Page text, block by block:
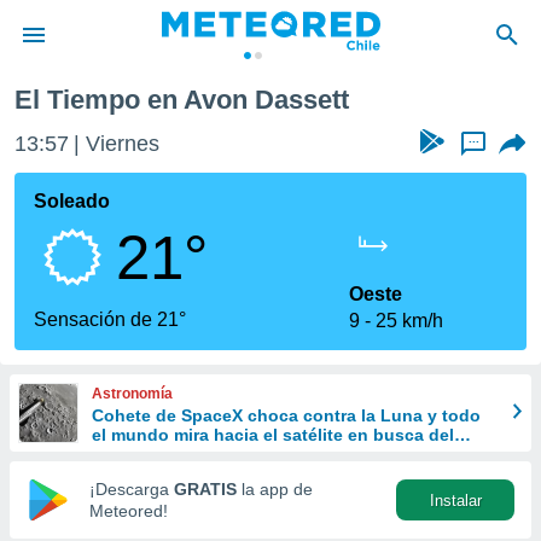
de
por
que se
calidad.
a este
las
y
forma
digital
basada
El Tiempo en Avon Dassett
13:57 Viernes ...
Soleado
21°
Sensación de 21°
Oeste
9
25 km/h
Astronomía
Cohete de SpaceX choca contra la Luna y todo
el mundo mira hacia el satélite en busca del
¡Descarga GRATIS la app de
Meteored!
Instalar